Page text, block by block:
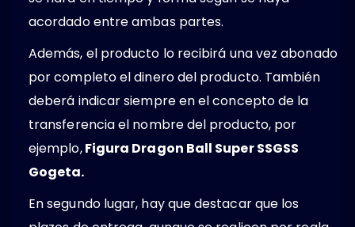
acordado entre ambas partes.
Además, el producto lo recibirá una vez abonado
por completo el dinero del producto. También
deberá indicar siempre en el concepto de la
transferencia el nombre del producto, por
ejemplo,Figura Dragon Ball Super SSGSS
Gogeta.
En segundo lugar, hay que destacar que los